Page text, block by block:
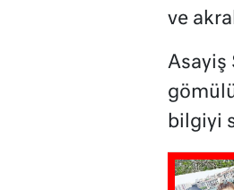
ve
Asayiş
bilgiyi